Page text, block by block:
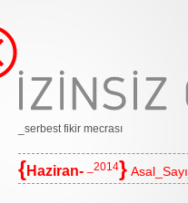
_serbest fikir mecrası
{Haziran- _2014}